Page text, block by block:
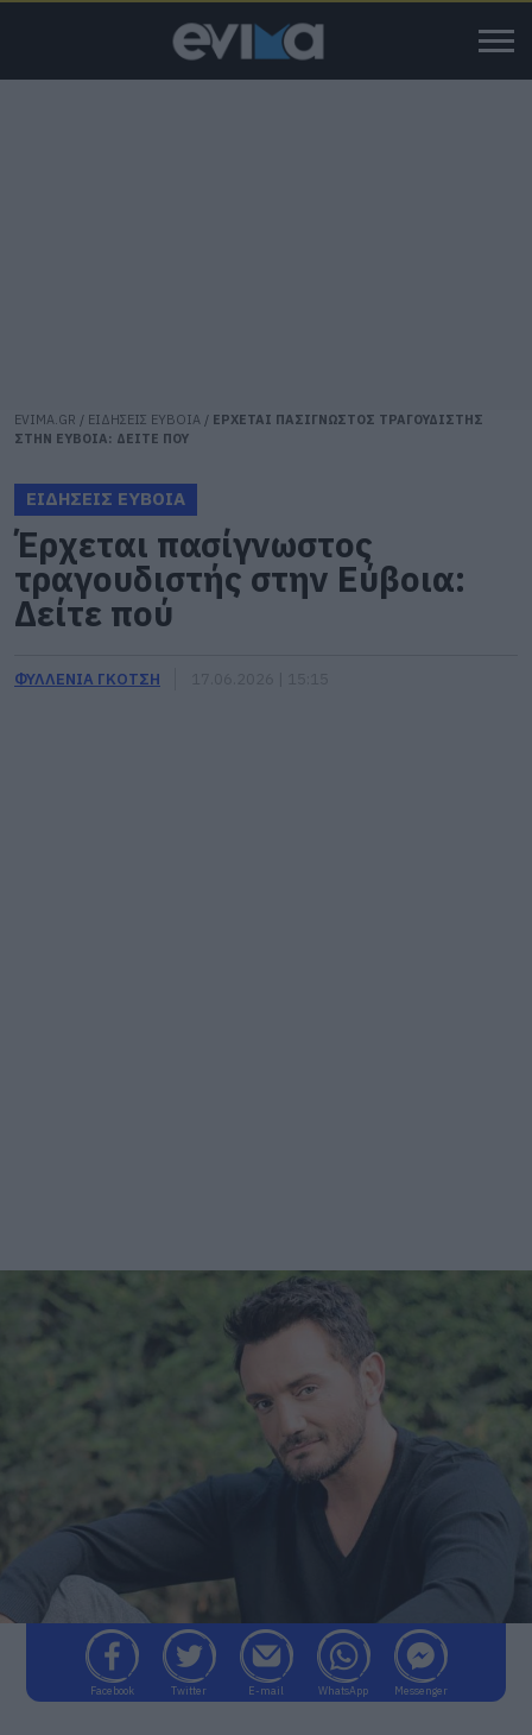
EVIMA.GR / ΕΙΔΗΣΕΙΣ ΕΥΒΟΙΑ / ΕΡΧΕΤΑΙ ΠΑΣΙΓΝΩΣΤΟΣ ΤΡΑΓΟΥΔΙΣΤΗΣ
ΣΤΗΝ ΕΥΒΟΙΑ: ΔΕΙΤΕ ΠΟΥ
ΕΙΔΗΣΕΙΣ ΕΥΒΟΙΑ
Έρχεται πασίγνωστος
τραγουδιστής στην Εύβοια:
Δείτε πού
ΦΥΛΛΕΝΙΑ ΓΚΟΤΣΗ
Facebook Twitter E-mail WhatsApp Messenger